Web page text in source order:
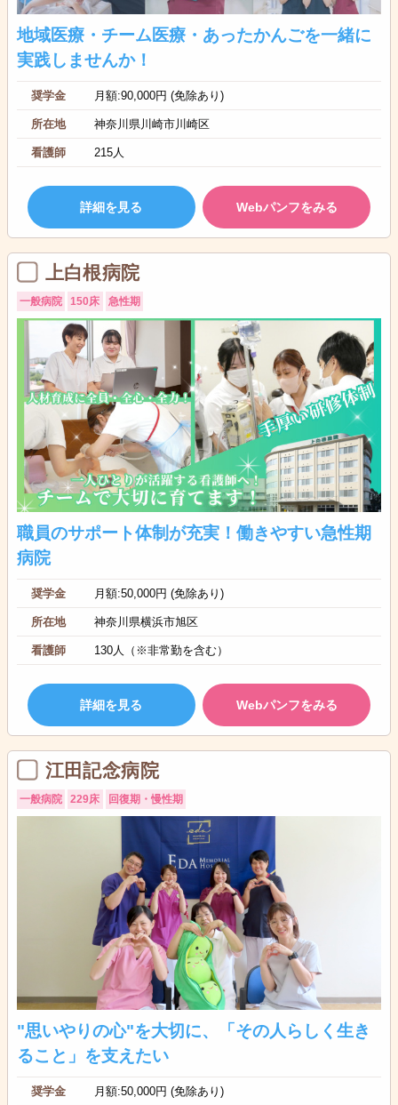
地域医療・チーム医療・あったかんごを一緒に
実践しませんか！
奨学金 月額:90,000円 (免除あり)
所在地 神奈川県川崎市川崎区
看護師 215人
詳細を見る Webパンフをみる
上白根病院
一般病院 150床 急性期
職員のサポート体制が充実！働きやすい急性期
病院
奨学金 月額:50,000円 (免除あり)
所在地 神奈川県横浜市旭区
看護師 130人（※非常勤を含む）
詳細を見る Webパンフをみる
江田記念病院
一般病院 229床 回復期・慢性期
"思いやりの心"を大切に、「その人らしく生き
ること」を支えたい
奨学金 月額:50,000円 (免除あり)